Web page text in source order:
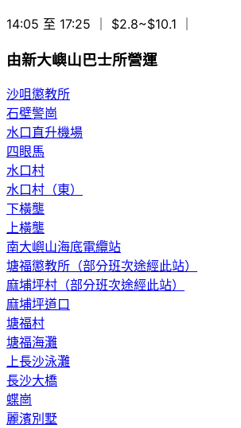
14:05 至 17:25 ｜ $2.8~$10.1
由新大嶼山巴士所營運
沙咀懲教所
石壁警崗
水口直升機場
四眼馬
水口村
水口村（東）
下橫壟
上橫壟
南大嶼山海底電纜站
塘福懲教所（部分班次途經此站）
麻埔坪村（部分班次途經此站）
麻埔坪道口
塘福村
塘福海灘
上長沙泳灘
長沙大橋
蝶崗
麗濱別墅